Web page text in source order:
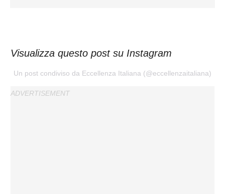
Visualizza questo post su Instagram
Un post condiviso da Eccellenza Italiana (@eccellenzaitaliana)